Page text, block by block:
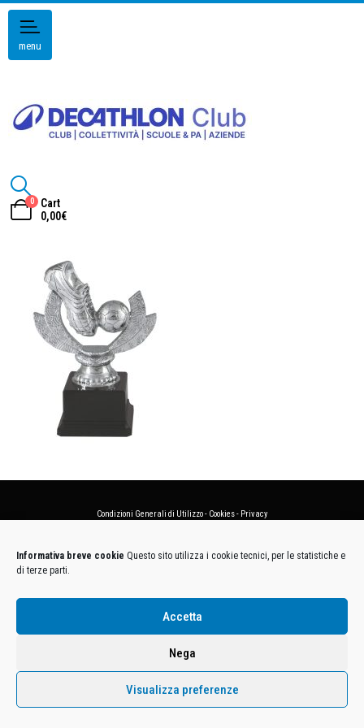
Informativa breve cookie Questo sito utilizza i cookie tecnici, per le statistiche e
di terze parti.
Accetta
Nega
Visualizza preferenze
menu
0
Cart
0,00€
Condizioni Generali di Utilizzo- Cookies- Privacy
Euro 12.500.000 i.v. - C.F. e Iscr. Reg. Imp. Monza e Brianza 02137480964 - R.E.A. MB-1370021 -
P.IVA. 11005760159 - Direzione e coordinamento art. 2497 C.C. DECATHLON SA, Villeneuve